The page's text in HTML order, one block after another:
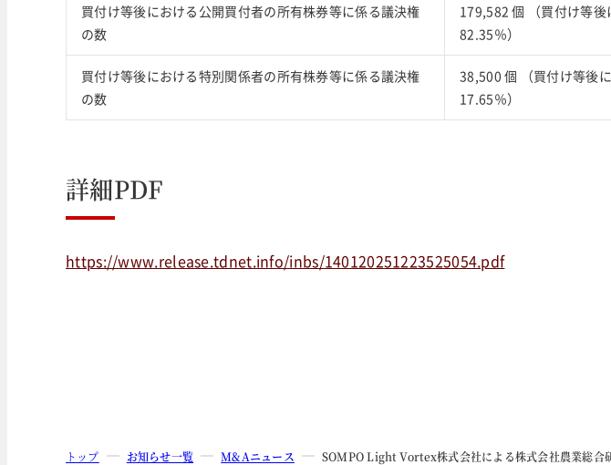
買付け等後における公開買付者の所有株券等に係る議決権
の数
179,582 個 （買付け等
82.35％）
買付け等後における特別関係者の所有株券等に係る議決権
の数
38,500 個 （買付け等後
17.65％）
詳細PDF
https://www.release.tdnet.info/inbs/140120251223525054.pdf
トップ お知らせ一覧 M&Aニュース SOMPO Light Vortex株式会社による株式会社農業総合